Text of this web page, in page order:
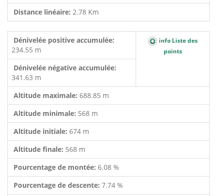
Distance linéaire: 2.78 Km
Dénivelée positive accumulée:
234.55 m
info Liste des
points
Dénivelée négative accumulée:
341.63 m
Altitude maximale: 688.85 m
Altitude minimale: 568 m
Altitude initiale: 674 m
Altitude finale: 568 m
Pourcentage de montée: 6.08 %
Pourcentage de descente: 7.74 %